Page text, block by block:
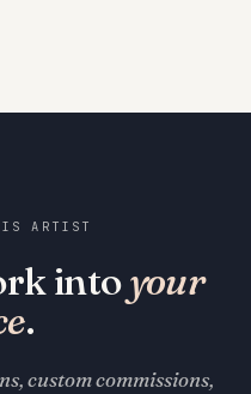
ARTIST
intoyour
.
custom commissions,